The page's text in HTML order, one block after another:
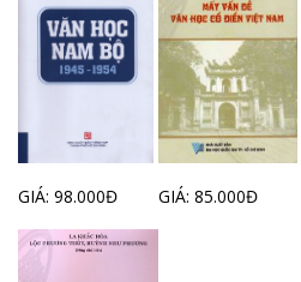
GIÁ: 98.000Đ GIÁ: 85.000Đ